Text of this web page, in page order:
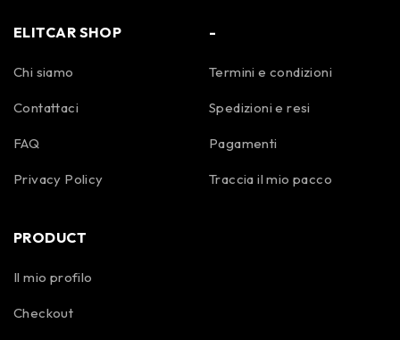
ELITCAR SHOP
Chi siamo
Contattaci
FAQ
Privacy Policy
-
Termini e condizioni
Spedizioni e resi
Pagamenti
Traccia il mio pacco
PRODUCT
Il mio profilo
Checkout